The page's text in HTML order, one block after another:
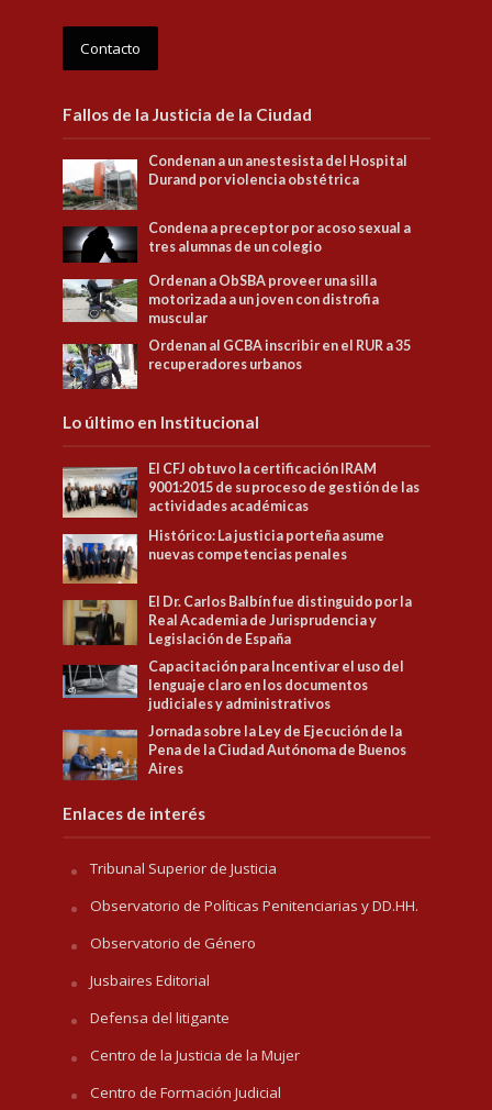
Contacto
Fallos de la Justicia de la Ciudad
Condenan a un anestesista del Hospital
Durand por violencia obstétrica
Condena a preceptor por acoso sexual a
tres alumnas de un colegio
Ordenan a ObSBA proveer una silla
motorizada a un joven con distrofia
muscular
Ordenan al GCBA inscribir en el RUR a 35
recuperadores urbanos
Lo último en Institucional
El CFJ obtuvo la certificación IRAM
9001:2015 de su proceso de gestión de las
actividades académicas
Histórico: La justicia porteña asume
nuevas competencias penales
El Dr. Carlos Balbín fue distinguido por la
Real Academia de Jurisprudencia y
Legislación de España
Capacitación para Incentivar el uso del
lenguaje claro en los documentos
judiciales y administrativos
Jornada sobre la Ley de Ejecución de la
Pena de la Ciudad Autónoma de Buenos
Aires
Enlaces de interés
Tribunal Superior de Justicia
Observatorio de Políticas Penitenciarias y DD.HH.
Observatorio de Género
Jusbaires Editorial
Defensa del litigante
Centro de la Justicia de la Mujer
Centro de Formación Judicial